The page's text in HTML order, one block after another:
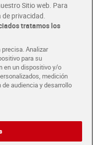
DIA
DIA CORPORATE
Sitio web. Para
privacidad.
tratamos los
Analizar
para su
en un dispositivo y/o
medición
audiencia y desarrollo